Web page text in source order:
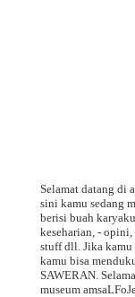
Selamat datang di
sini kamu sedang
berisi buah
keseharian, -
stuff dll. Jika kamu
kamu bisa
SAWERAN.
museum